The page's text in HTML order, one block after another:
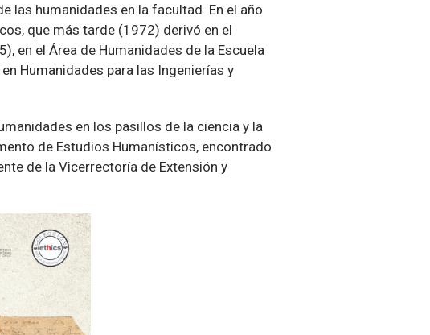
las humanidades en la facultad. En el año
que más tarde (1972) derivó en el
en el Área de Humanidades de la Escuela
Humanidades para las Ingenierías y
en los pasillos de la ciencia y la
de Estudios Humanísticos, encontrado
de la Vicerrectoría de Extensión y